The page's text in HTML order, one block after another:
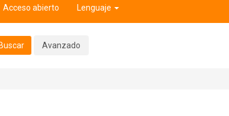
Acceso abierto Lenguaje
Buscar Avanzado